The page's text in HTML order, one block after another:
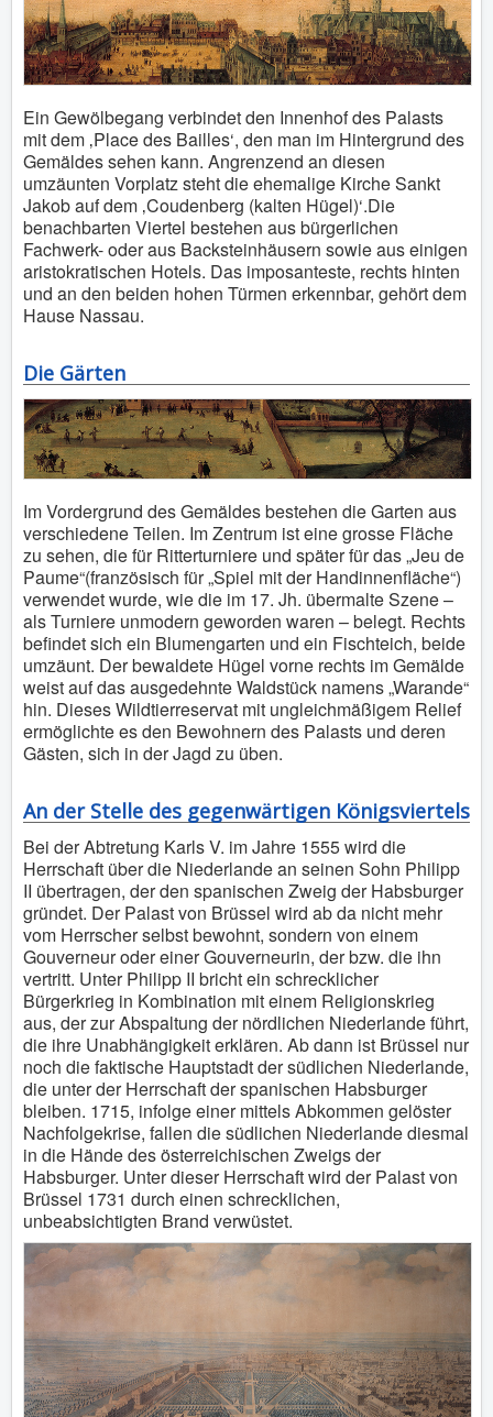
Ein Gewölbegang verbindet den Innenhof des Palasts
mit dem ‚Place des Bailles‘, den man im Hintergrund des
Gemäldes sehen kann. Angrenzend an diesen
umzäunten Vorplatz steht die ehemalige Kirche Sankt
Jakob auf dem ‚Coudenberg (kalten Hügel)‘.Die
benachbarten Viertel bestehen aus bürgerlichen
Fachwerk- oder aus Backsteinhäusern sowie aus einigen
aristokratischen Hotels. Das imposanteste, rechts hinten
und an den beiden hohen Türmen erkennbar, gehört dem
Hause Nassau.
Die Gärten
Im Vordergrund des Gemäldes bestehen die Garten aus
verschiedene Teilen. Im Zentrum ist eine grosse Fläche
zu sehen, die für Ritterturniere und später für das „Jeu de
Paume“(französisch für „Spiel mit der Handinnenfläche“)
verwendet wurde, wie die im 17. Jh. übermalte Szene –
als Turniere unmodern geworden waren – belegt. Rechts
befindet sich ein Blumengarten und ein Fischteich, beide
umzäunt. Der bewaldete Hügel vorne rechts im Gemälde
weist auf das ausgedehnte Waldstück namens „Warande“
hin. Dieses Wildtierreservat mit ungleichmäßigem Relief
ermöglichte es den Bewohnern des Palasts und deren
Gästen, sich in der Jagd zu üben.
An der Stelle des gegenwärtigen Königsviertels
Bei der Abtretung Karls V. im Jahre 1555 wird die
Herrschaft über die Niederlande an seinen Sohn Philipp
II übertragen, der den spanischen Zweig der Habsburger
gründet. Der Palast von Brüssel wird ab da nicht mehr
vom Herrscher selbst bewohnt, sondern von einem
Gouverneur oder einer Gouverneurin, der bzw. die ihn
vertritt. Unter Philipp II bricht ein schrecklicher
Bürgerkrieg in Kombination mit einem Religionskrieg
aus, der zur Abspaltung der nördlichen Niederlande führt,
die ihre Unabhängigkeit erklären. Ab dann ist Brüssel nur
noch die faktische Hauptstadt der südlichen Niederlande,
die unter der Herrschaft der spanischen Habsburger
bleiben. 1715, infolge einer mittels Abkommen gelöster
Nachfolgekrise, fallen die südlichen Niederlande diesmal
in die Hände des österreichischen Zweigs der
Habsburger. Unter dieser Herrschaft wird der Palast von
Brüssel 1731 durch einen schrecklichen,
unbeabsichtigten Brand verwüstet.